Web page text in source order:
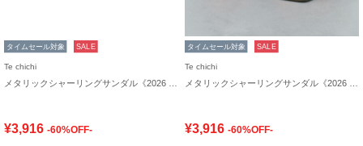
タイムセール対象 SALE
Te chichi
¥3,916 -60%OFF-
タイムセール対象 SALE
Te chichi
¥3,916 -60%OFF-